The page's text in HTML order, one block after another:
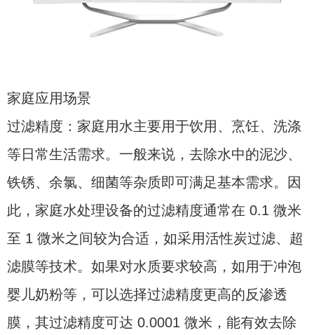
家庭应用场景
过滤精度：家庭用水主要用于饮用、烹饪、洗涤
等日常生活需求。一般来说，去除水中的泥沙、
铁锈、余氯、细菌等杂质即可满足基本需求。因
此，家庭水处理设备的过滤精度通常在 0.1 微米
至 1 微米之间较为合适，如采用活性炭过滤、超
滤膜等技术。如果对水质要求较高，如用于冲泡
婴儿奶粉等，可以选择过滤精度更高的反渗透
膜，其过滤精度可达 0.0001 微米，能有效去除